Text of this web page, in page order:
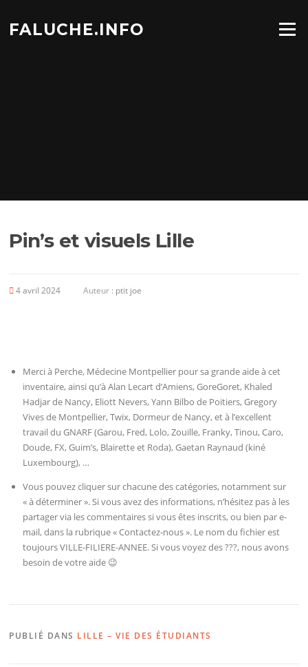
contenu
FALUCHE.INFO Menu
Pin’s et visuels Lille
4 avril 2024 Auteur : ptit joe
Merci à Perche, Médecine Montpellier pour sa grande aide à cet
inventaire, ainsi qu’à Alan Lecart d’Amiens, GoreGoret, Khaled
Hadjar de Nancy, Eliott Nevers, Yann Bilbo de Poitiers, Gregory
Vives de Montpellier, Twix, Dormeur de Nancy, et à l’excellent
travail du GNARF (Garou, Fred, Lolo, Zouille, Franky, Tinou, Caro,
Doude, FX, Guim’s, Blairette et Roda), Gaetan Raynaud (kiné
Luxembourg), …
Vous pouvez cliquer sur chacune des catégories, notamment sur
« à déterminer ». Si vous avez des informations, n’hésitez pas à les
partager via les commentaires si vous êtes inscrits, ou bien par e-
mail, dans la rubrique « Contactez-nous ». Le nom du fichier est
toujours VILLE-FILIERE-ANNEE. Si vous voyez des ???, nous avons
besoin de votre aide 😉
PUBLIÉ DANS LILLE – VIE DES ÉTUDIANTS